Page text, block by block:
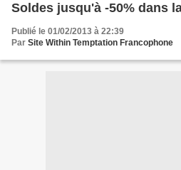
Soldes jusqu'à -50% dans
Publié le 01/02/2013 à 22:39
Par Site Within Temptation Francophone